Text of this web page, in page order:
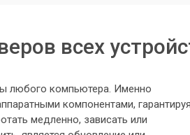
всех
любого компьютера. Именно
компонентами, гарантируя
медленно, зависать или